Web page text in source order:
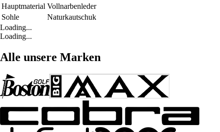
Hauptmaterial Vollnarbenleder
Sohle
Naturkautschuk
Loading...
Loading...
Alle unsere Marken